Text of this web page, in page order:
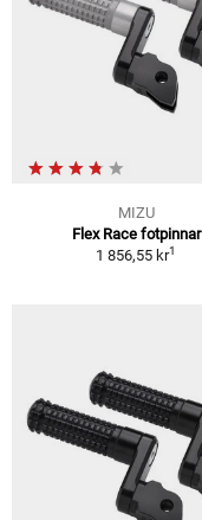
MIZU
Flex Race fotpinnar
1 856,55 kr1